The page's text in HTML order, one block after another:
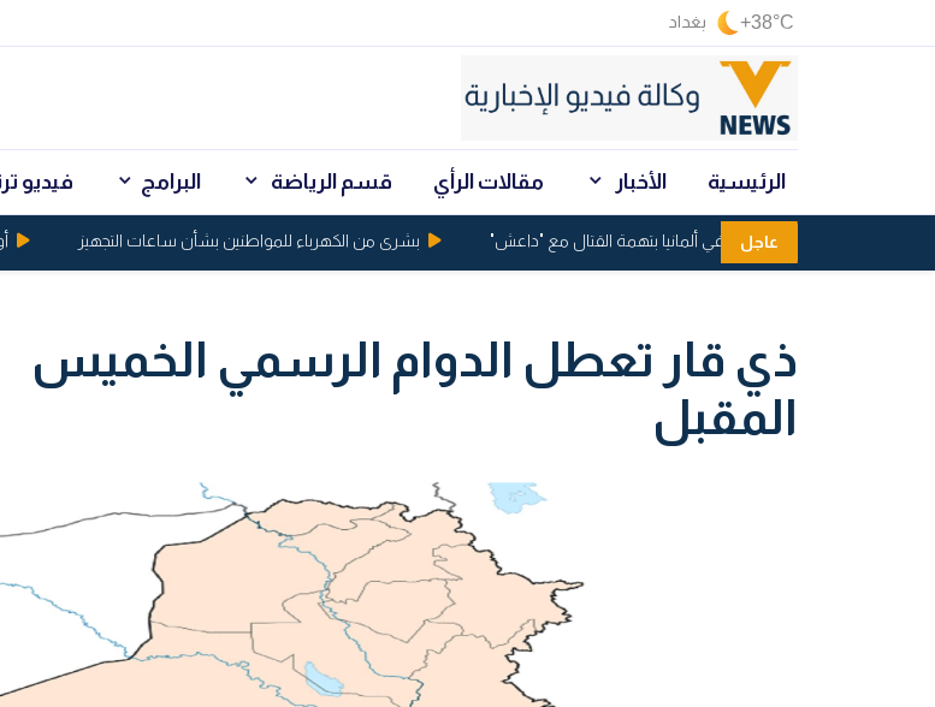
+38°C بغداد
الرئيسية الأخبار مقالات الرأي قسم الرياضة البرامج فيديو
عاجل
اعتقال عراقيين في ألمانيا بتهمة القتال مع "داعش" بشرى من الكهرباء للمواطنين بشأن ساعات التجهيز
ذي قار تعطل الدوام الرسمي الخميس
المقبل